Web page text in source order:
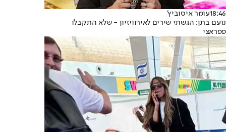
18:46עומר איסוביץ'
נועם בתן: הגשתי שירים לאירוויזיון - שלא התקבלו
פפראצי